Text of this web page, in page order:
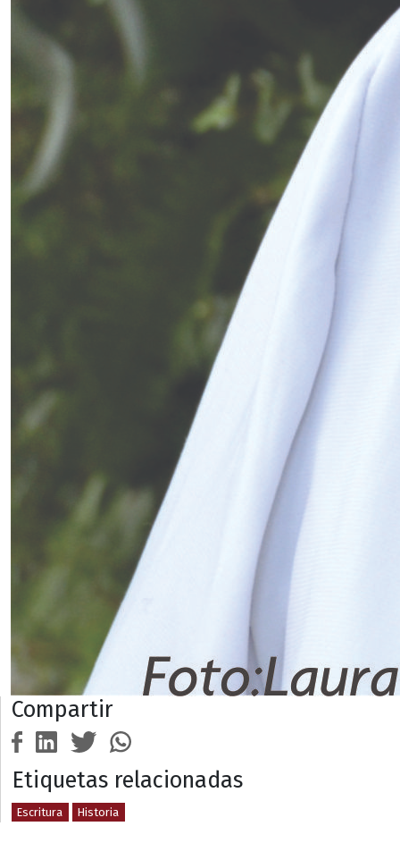
Compartir
Etiquetas relacionadas
Escritura Historia